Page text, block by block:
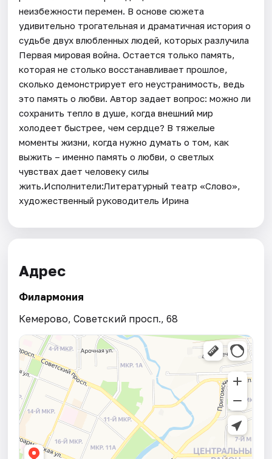
неизбежности перемен. В основе сюжета
удивительно трогательная и драматичная история о
судьбе двух влюбленных людей, которых разлучила
Первая мировая война. Остается только память,
которая не столько восстанавливает прошлое,
сколько демонстрирует его неустранимость, ведь
это память о любви. Автор задает вопрос: можно ли
сохранить тепло в душе, когда внешний мир
холодеет быстрее, чем сердце? В тяжелые
моменты жизни, когда нужно думать о том, как
выжить – именно память о любви, о светлых
чувствах дает человеку силы
жить.Исполнители:Литературный театр «Слово»,
художественный руководитель Ирина
Адрес
Филармония
Кемерово, Советский просп., 68